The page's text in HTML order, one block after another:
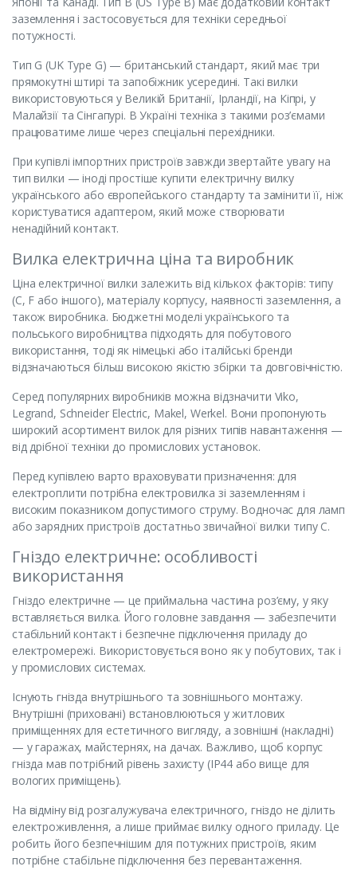
заземлення і застосовується для техніки середньої
потужності.
Тип G (UK Type G) — британський стандарт, який має три
прямокутні штирі та запобіжник усередині. Такі вилки
використовуються у Великій Британії, Ірландії, на Кіпрі, у
Малайзії та Сінгапурі. В Україні техніка з такими роз’ємами
працюватиме лише через спеціальні перехідники.
При купівлі імпортних пристроїв завжди звертайте увагу на
тип вилки — іноді простіше купити електричну вилку
українського або європейського стандарту та замінити її, ніж
користуватися адаптером, який може створювати
ненадійний контакт.
Вилка електрична ціна та виробник
Ціна електричної вилки залежить від кількох факторів: типу
(C, F або іншого), матеріалу корпусу, наявності заземлення, а
також виробника. Бюджетні моделі українського та
польського виробництва підходять для побутового
використання, тоді як німецькі або італійські бренди
відзначаються більш високою якістю збірки та довговічністю.
Серед популярних виробників можна відзначити Viko,
Legrand, Schneider Electric, Makel, Werkel. Вони пропонують
широкий асортимент вилок для різних типів навантаження —
від дрібної техніки до промислових установок.
Перед купівлею варто враховувати призначення: для
електроплити потрібна електровилка зі заземленням і
високим показником допустимого струму. Водночас для ламп
або зарядних пристроїв достатньо звичайної вилки типу C.
Гніздо електричне: особливості
використання
Гніздо електричне — це приймальна частина роз’єму, у яку
вставляється вилка. Його головне завдання — забезпечити
стабільний контакт і безпечне підключення приладу до
електромережі. Використовується воно як у побутових, так і
у промислових системах.
Існують гнізда внутрішнього та зовнішнього монтажу.
Внутрішні (приховані) встановлюються у житлових
приміщеннях для естетичного вигляду, а зовнішні (накладні)
— у гаражах, майстернях, на дачах. Важливо, щоб корпус
гнізда мав потрібний рівень захисту (IP44 або вище для
вологих приміщень).
На відміну від розгалужувача електричного, гніздо не ділить
електроживлення, а лише приймає вилку одного приладу. Це
робить його безпечнішим для потужних пристроїв, яким
потрібне стабільне підключення без перевантаження.